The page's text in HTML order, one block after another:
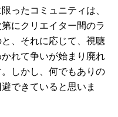
ったコミュニティは、
にクリエイター間のラ
、それに応じて、視聴
れて争いが始まり廃れ
しかし、何でもありの
できていると思いま